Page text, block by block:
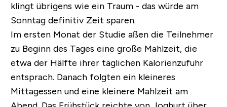
klingt übrigens wie ein Traum - das würde am
Sonntag definitiv Zeit sparen.
Im ersten Monat der Studie aßen die Teilnehmer
zu Beginn des Tages eine große Mahlzeit, die
etwa der Hälfte ihrer täglichen Kalorienzufuhr
entsprach. Danach folgten ein kleineres
Mittagessen und eine kleinere Mahlzeit am